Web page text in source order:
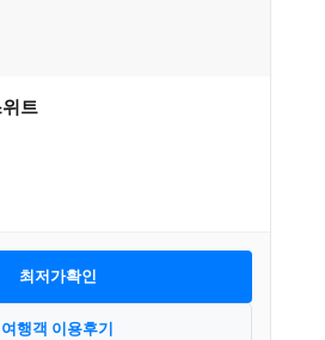
트
최저가확인
여행객 이용후기